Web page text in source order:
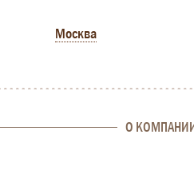
Москва
О